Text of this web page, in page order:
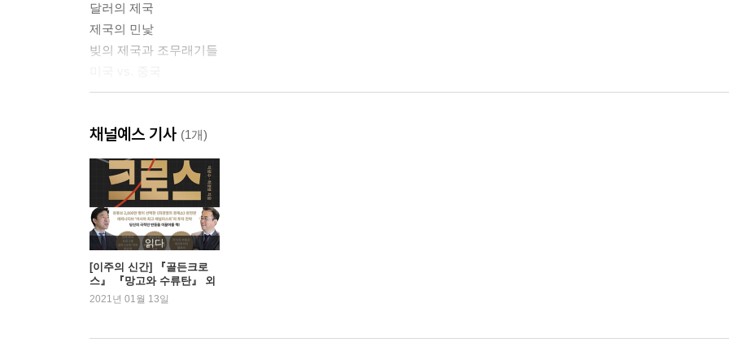
달러의 제국
제국의 민낯
빚의 제국과 조무래기들
땅의 값
땅값의 역사
아파트와 빚
텅 비어가는 상가 건물
주택연금이라는 꼼수
서울, 홍콩, 싱가포르
제조업 사장보다 건물주
개발 네트워크
채널예스 기사 (1개)
읽다
[이주의 신간] 『골든크로
스』 『망고와 수류탄』 외
2021년 01월 13일